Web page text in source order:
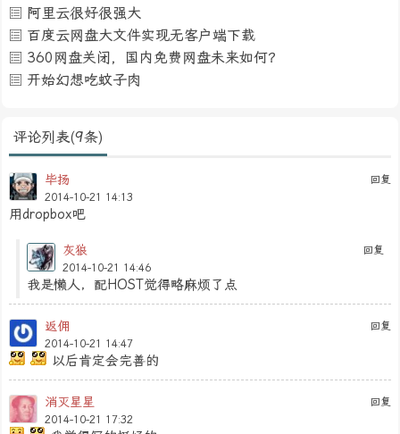
阿里云很好很强大
百度云网盘大文件实现无客户端下载
360网盘关闭，国内免费网盘未来如何？
开始幻想吃蚊子肉
评论列表(9条)
回复
毕扬
2014-10-21 14:13
用dropbox吧
回复
灰狼
2014-10-21 14:46
我是懒人，配HOST觉得略麻烦了点
回复
返佣
2014-10-21 14:47
以后肯定会完善的
回复
消灭星星
2014-10-21 17:32